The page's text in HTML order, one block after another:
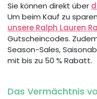
Sie können direkt über
Um beim Kauf zu
unsere Ralph Lauren
Gutscheincodes.
Season-Sales,
mit bis zu 50 % Rabatt.
Das Vermächtnis